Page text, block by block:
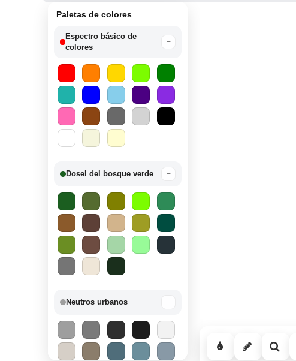
Paletas de colores
Espectro básico de
colores
−
Dosel del bosque verde −
Neutros urbanos −